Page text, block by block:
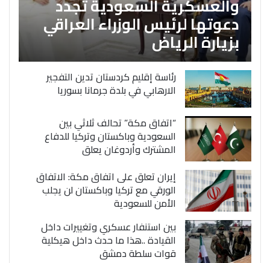
دعوتها لرئيس الوزراء العراقي
بزيارة الرياض
رئاسة إقليم كردستان تدين التفجير
الارهابي في بلدة جرمانا بسوريا
“اتفاق مكة” تحالف ثلاثي بين
السعودية وباكستان وتركيا للدفاع
المشترك وأردوغان يعلق
إيران تعلق على اتفاق مكة: الاتفاق
الورقي مع تركيا وباكستان لن يجلب
الأمن للسعودية
بين استنفار عسكري وتغييرات داخل
القيادة ..هذا ما حدث داخل هيكلية
قوات سلطة دمشق